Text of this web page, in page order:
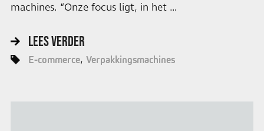
machines. “Onze focus ligt, in het …
LEES VERDER
E-commerce Verpakkingsmachines